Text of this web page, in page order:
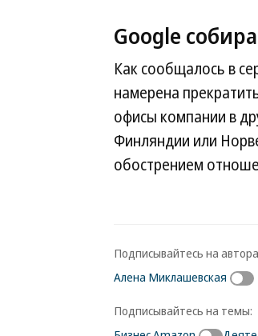
Google
Как сообщалось в
намерена
офисы компании в
Финляндии или
обострением
Подписывайтесь на
Алена Миклашевская
Подписывайтесь на темы: